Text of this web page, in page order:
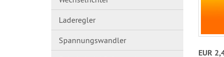
EUR
Laderegler
Spannungswandl​er